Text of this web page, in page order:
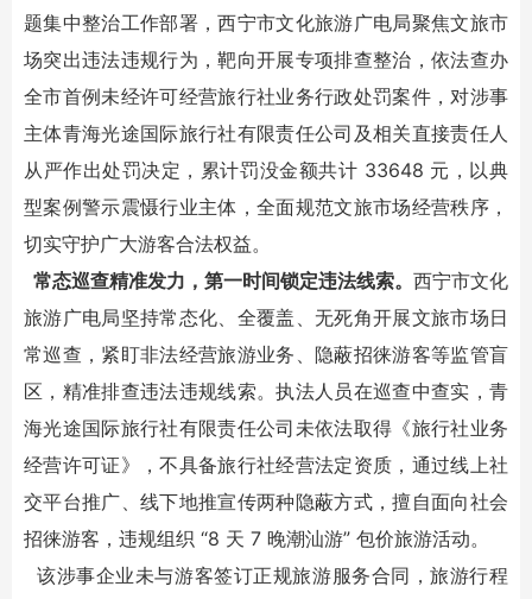
题集中整治工作部署，西宁市文化旅游广电局聚焦文旅市
场突出违法违规行为，靶向开展专项排查整治，依法查办
全市首例未经许可经营旅行社业务行政处罚案件，对涉事
主体青海光途国际旅行社有限责任公司及相关直接责任人
从严作出处罚决定，累计罚没金额共计 33648 元，以典
型案例警示震慑行业主体，全面规范文旅市场经营秩序，
切实守护广大游客合法权益。
常态巡查精准发力，第一时间锁定违法线索。 西宁市文化
旅游广电局坚持常态化、全覆盖、无死角开展文旅市场日
常巡查，紧盯非法经营旅游业务、隐蔽招徕游客等监管盲
区，精准排查违法违规线索。执法人员在巡查中查实，青
海光途国际旅行社有限责任公司未依法取得《旅行社业务
经营许可证》，不具备旅行社经营法定资质，通过线上社
交平台推广、线下地推宣传两种隐蔽方式，擅自面向社会
招徕游客，违规组织 “8 天 7 晚潮汕游” 包价旅游活动。
该涉事企业未与游客签订正规旅游服务合同，旅游行程